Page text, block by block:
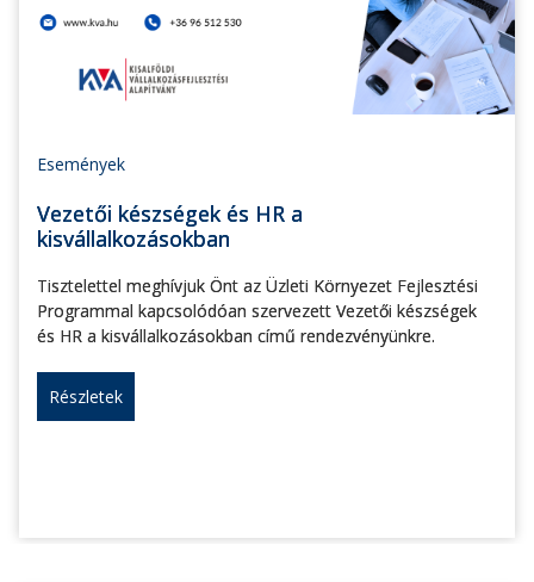
Események
Vezetői készségek és HR a
kisvállalkozásokban
Tisztelettel meghívjuk Önt az Üzleti Környezet Fejlesztési
Programmal kapcsolódóan szervezett Vezetői készségek
és HR a kisvállalkozásokban című rendezvényünkre.
Részletek